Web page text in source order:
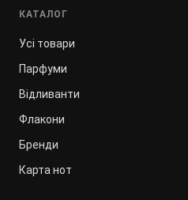
КАТАЛОГ
Усі товари
Парфуми
Відливанти
Флакони
Бренди
Карта нот